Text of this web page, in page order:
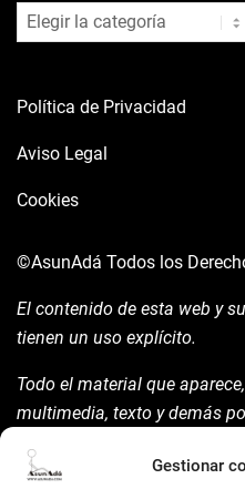
Gestionar
blog
Política de Privacidad
Aviso Legal
Cookies
©AsunAdá Todos los
El contenido de esta web y
tienen un uso explícito.
Todo el material que
multimedia, texto y demás
la mism para ello.